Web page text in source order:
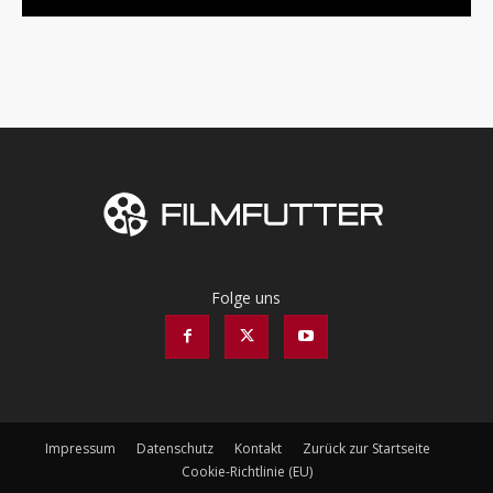
Folge uns
Impressum Datenschutz Kontakt
Zurück zur Startseite
Cookie-Richtlinie (EU)